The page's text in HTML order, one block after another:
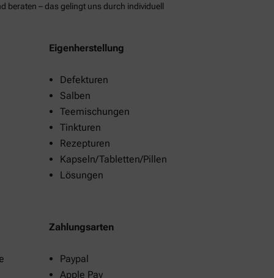
beraten – das gelingt uns durch individuell
Eigenherstellung
Defekturen
Salben
Teemischungen
Tinkturen
Rezepturen
Kapseln/Tabletten/Pillen
Lösungen
Zahlungsarten
Paypal
Apple Pay